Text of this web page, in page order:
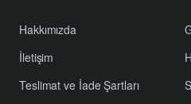
Hakkımızda
İletişim
Teslimat ve İade Şartları